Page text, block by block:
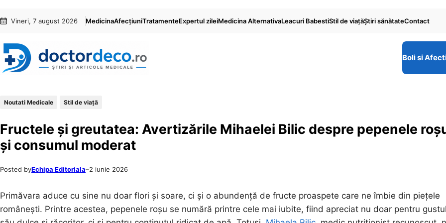
conținut
content
Vineri, 7 august 2026 MedicinaAfecțiuniTratamenteExpertul zileiMedicina AlternativaLeacuri BabestiStil de viaţăŞtiri sănătateContact
Boli si
Noutati Medicale Stil de viaţă
Fructele și greutatea: Avertizările Mihaelei Bilic despre pepenele
și consumul moderat
Posted byEchipa Editoriala–2 iunie 2026
Primăvara aduce cu sine nu doar flori și soare, ci și o abundență de fructe proaspete care ne îmbie din piețele
românești. Printre acestea, pepenele roșu se numără printre cele mai iubite, fiind apreciat nu doar pentru gustul